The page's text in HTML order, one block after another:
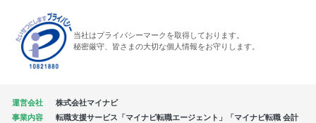
当社はプライバシーマークを取得しております。
秘密厳守、皆さまの大切な個人情報をお守りします。
運営会社
株式会社マイナビ
事業内容
転職支援サービス「マイナビ転職エージェント」「マイナビ転職 会計